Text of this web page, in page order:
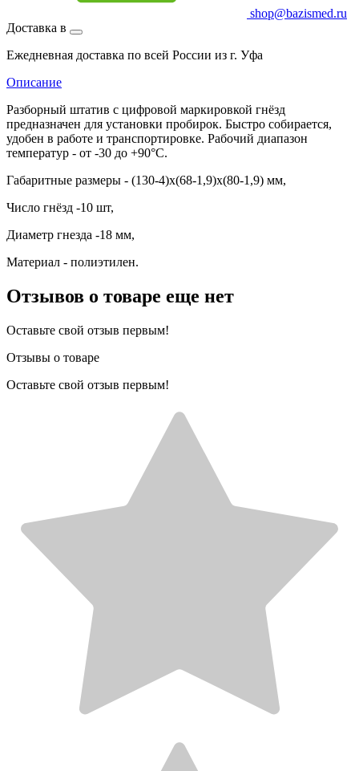
shop@bazismed.ru
Доставка в
Ежедневная доставка по всей России из г. Уфа
Описание
Разборный штатив с цифровой маркировкой гнёзд
предназначен для установки пробирок. Быстро собирается,
удобен в работе и транспортировке. Рабочий диапазон
температур - от -30 до +90°С.
Габаритные размеры - (130-4)х(68-1,9)х(80-1,9) мм,
Число гнёзд -10 шт,
Диаметр гнезда -18 мм,
Материал - полиэтилен.
Отзывов о товаре еще нет
Оставьте свой отзыв первым!
Отзывы о товаре
Оставьте свой отзыв первым!